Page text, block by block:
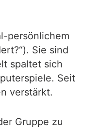
persönlichem
Sie sind
spaltet sich
Seit
verstärkt.
Gruppe zu